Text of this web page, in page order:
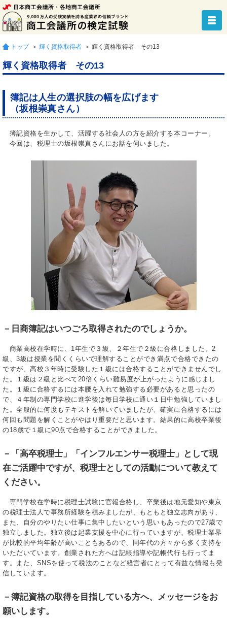
トップ ＞ 輝く資格取得者 ＞ 輝く資格取得者 その13
輝く資格取得者 その13
簿記は人生の選択肢の幅を広げます
（坂根崇真さん）
簿記資格を生かして、活躍する社会人の方を紹介する本コーナー。
今回は、税理士の坂根崇真さんにお話を伺いました。
－日商簿記はいつごろ取得されたのでしょうか。
商業高校在学時に、1年生で３級、２年生で２級に合格しました。2
級、3級は授業を聞くくらいで理解することができ満点で合格できたの
ですが、高校３年時に受験した１級には合格することができませんでし
た。１級は２級と比べて20倍くらい難易度が上がったように感じまし
た。１級に合格するには本腰を入れて勉強する必要があると思ったの
で、４年制の専門学校に進学後は毎日学校に通い１日中勉強していまし
た。全般的に何度もテキストを解いていましたが、確実に合格するには
何回も問題を解くことがやはり重要だと思います。結果的に高校卒業後
の18歳で１級に90点で合格することができました。
－「高卒税理士」「インフルエンサー税理士」として現
在ご活躍中ですが、税理士としての活動について教えて
ください。
専門学校在学時に税理士試験に官報合格し、卒業後は地元愛知や東京
の税理士法人で事務所経験を積みましたが、もともと独立志向があり、
また、自分のやりたい仕事に集中したいという思いもあったので27歳で
独立しました。独立後は起業支援を中心に行っていますが、税理士業界
が比較的平均年齢が高いこともあるので、同年代の方々から多く支持を
いただいています。創業された方へは記帳指導や記帳代行も行ってま
す。また、SNSを使って税法のことなど経営者にとって有益な情報も発
信しています。
－簿記資格の取得を目指している方へ、メッセージをお
願いします。